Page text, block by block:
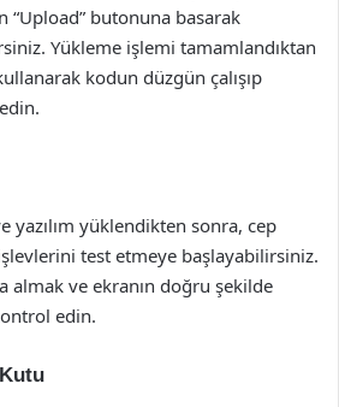
“Upload” butonuna basarak
Yükleme işlemi tamamlandıktan
kodun düzgün çalışıp
yazılım yüklendikten sonra, cep
test etmeye başlayabilirsiniz.
almak ve ekranın doğru şekilde
edin.